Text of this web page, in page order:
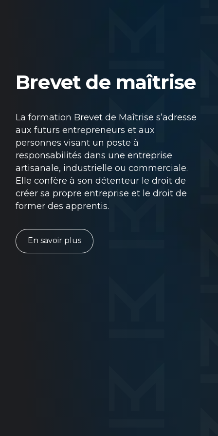
Brevet de maîtrise
La formation Brevet de Maîtrise s’adresse
aux futurs entrepreneurs et aux
personnes visant un poste à
responsabilités dans une entreprise
artisanale, industrielle ou commerciale.
Elle confère à son détenteur le droit de
créer sa propre entreprise et le droit de
former des apprentis.
En savoir plus